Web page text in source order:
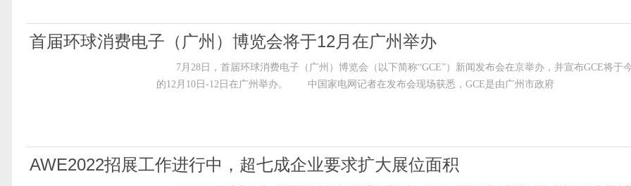
首届环球消费电子（广州）博览会将于12月在广州举办
7月28日，首届环球消费电子（广州）博览会（以下简称“GCE”）新闻发布会在京举办，并宣布GCE将于
的12月10日-12日在广州举办。 中国家电网记者在发布会现场获悉，GCE是由广州市政府
AWE2022招展工作进行中，超七成企业要求扩大展位面积